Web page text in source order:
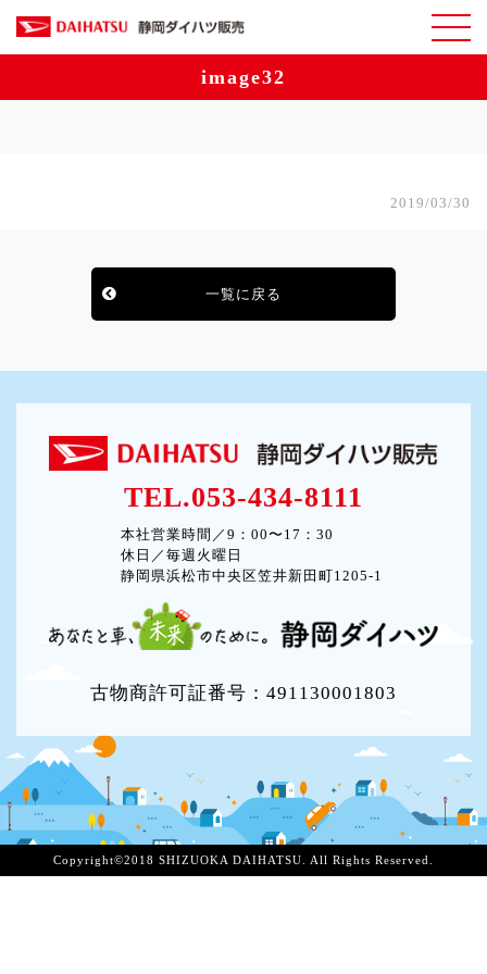
image32
2019/03/30
一覧に戻る
TEL.053-434-8111
本社営業時間／9：00〜17：30
休日／毎週火曜日
静岡県浜松市中央区笠井新田町1205-1
古物商許可証番号：491130001803
Copyright©2018 SHIZUOKA DAIHATSU. All Rights Reserved.